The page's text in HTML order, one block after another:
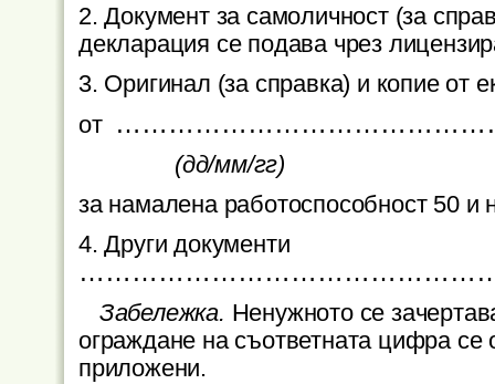
2. Документ за самоличност (за
декларация се подава чрез
3. Оригинал (за справка) и копие
от
(дд/мм/гг)
за намалена работоспособност 50 и
4. Други документи
Забележка. Ненужното се
ограждане на съответната цифра се
приложени.